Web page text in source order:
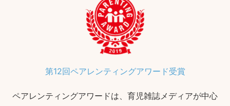
第12回ペアレンティングアワード受賞
ペアレンティングアワードは、育児雑誌メディアが中心